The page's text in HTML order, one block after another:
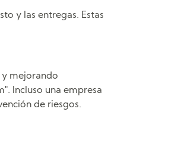
y las entregas. Estas
y mejorando
Incluso una empresa
de riesgos.